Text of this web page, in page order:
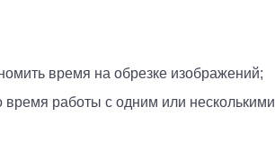
время на обрезке изображений;
работы с одним или несколькими